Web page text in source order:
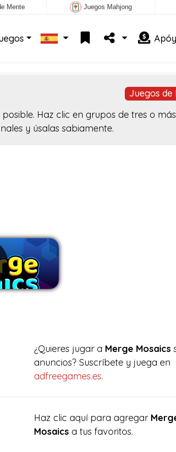
Mente Juegos Mahjong
Juegos de
Haz clic en grupos de tres o
y úsalas sabiamente.
¿Quieres jugar a Merge Mosaics
anuncios? Suscríbete y juega en
adfreegames.es.
Haz clic aquí para agregar
Mosaicsa tus favoritos.